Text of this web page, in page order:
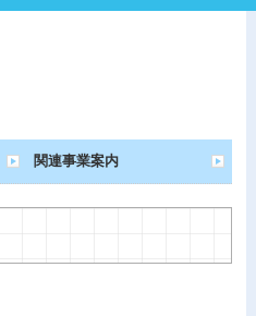
関連事業案内